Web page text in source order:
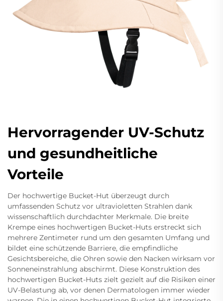
Hervorragender UV-Schutz
und gesundheitliche
Vorteile
Der hochwertige Bucket-Hut überzeugt durch
umfassenden Schutz vor ultravioletten Strahlen dank
wissenschaftlich durchdachter Merkmale. Die breite
Krempe eines hochwertigen Bucket-Huts erstreckt sich
mehrere Zentimeter rund um den gesamten Umfang und
bildet eine schützende Barriere, die empfindliche
Gesichtsbereiche, die Ohren sowie den Nacken wirksam vor
Sonneneinstrahlung abschirmt. Diese Konstruktion des
hochwertigen Bucket-Huts zielt gezielt auf die Risiken einer
UV-Belastung ab, vor denen Dermatologen immer wieder